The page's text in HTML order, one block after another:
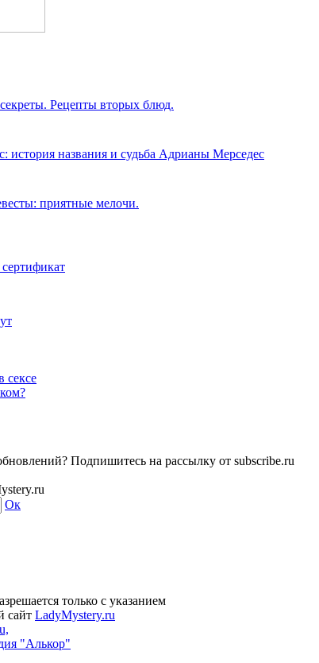
Рецепты вторых блюд.
история названия и судьба Адрианы Мерседес
приятные мелочи.
сексе
Подпишитесь на рассылку от subscribe.ru
Ок
только с указанием
сайт LadyMystery.ru
"Алькор"